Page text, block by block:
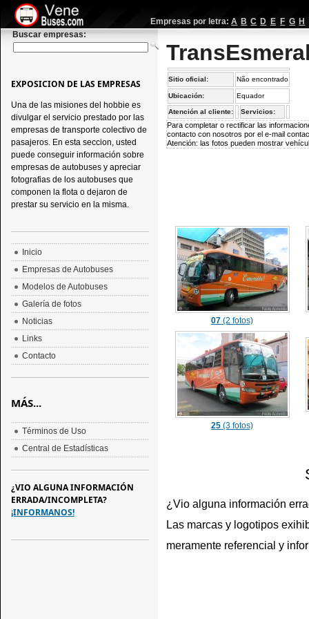
Empresas por letra: A B C D E F G H
Buscar empresas:
Sitio oficial: Não encontrado
Ubicación: Equador
Atención al cliente: Servicios:
Para completar o rectificar las
contacto con nosotros por el e-mail
Atención: las fotos pueden mostrar
07 (2 fotos)
25 (3 fotos)
¿Vio alguna información
Las marcas y logotipos
meramente referencial y
EXPOSICION DE LAS EMPRESAS
Una de las misiones del hobbie es
divulgar el servicio prestado por las
empresas de transporte colectivo de
pasajeros. En esta seccion, usted
puede conseguir información sobre
empresas de autobuses y apreciar
fotografias de los autobuses que
componen la flota o dejaron de
prestar su servicio en la misma.
Inicio
Empresas de Autobuses
Modelos de Autobuses
Galería de fotos
Noticias
Links
Contacto
MÁS...
Términos de Uso
Central de Estadísticas
¿VIO ALGUNA INFORMACIÓN
ERRADA/INCOMPLETA?
¡INFORMANOS!